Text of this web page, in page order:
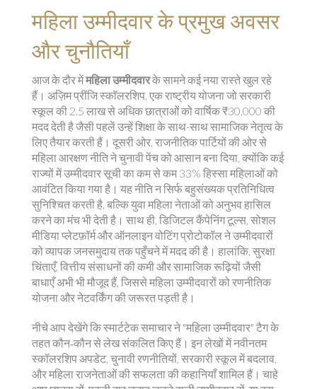
महिला उम्मीदवार के प्रमुख अवसर
और चुनौतियाँ
आज के दौर मेंमहिला उम्मीदवारके सामने कई नया रास्ते खुल रहे
हैं। अज़िम प्रींजि स्कॉलरशिप, एक राष्ट्रीय योजना जो सरकारी
स्कूल की 2.5 लाख से अधिक छात्राओं को वार्षिक ₹30,000 की
मदद देती हैजैसी पहलें उन्हें शिक्षा के साथ-साथ सामाजिक नेतृत्व के
लिए तैयार करती हैं। दूसरी ओर, राजनीतिक पार्टियों की ओर से
महिला आरक्षण नीति ने चुनावी पेंच को आसान बना दिया, क्योंकि कई
राज्यों में उम्मीदवार सूची का कम से कम 33% हिस्सा महिलाओं को
आवंटित किया गया है। यह नीति न सिर्फ बहुसंख्यक प्रतिनिधित्व
सुनिश्चित करती है, बल्कि युवा महिला नेताओं को अनुभव हासिल
करने का मंच भी देती है। साथ ही, डिजिटल कैंपेनिंग टूल्स, सोशल
मीडिया प्लेटफ़ॉर्म और ऑनलाइन वोटिंग प्रोटोकॉल ने उम्मीदवारों
को व्यापक जनसमुदाय तक पहुँचने में मदद की है। हालांकि, सुरक्षा
चिंताएँ, वित्तीय संसाधनों की कमी और सामाजिक रूढ़ियों जैसी
बाधाएँ अभी भी मौजूद हैं, जिससे महिला उम्मीदवारों को रणनीतिक
योजना और नेटवर्किंग की जरूरत पड़ती है।
नीचे आप देखेंगे कि स्मार्टटेक समाचार ने "महिला उम्मीदवार" टैग के
तहत कौन‑कौन से लेख संकलित किए हैं। इन लेखों में नवीनतम
स्कॉलरशिप अपडेट, चुनावी रणनीतियों, सरकारी स्कूल में बदलाव,
और महिला राजनेताओं की सफलता की कहानियाँ शामिल हैं। चाहे